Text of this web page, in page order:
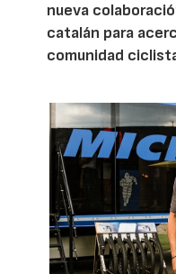
nueva
catalán para
comunidad